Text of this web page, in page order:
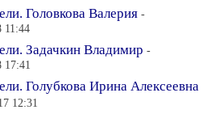
Головкова Валерия -
11:44
Задачкин Владимир -
17:41
Голубкова Ирина Алексеевна
12:31